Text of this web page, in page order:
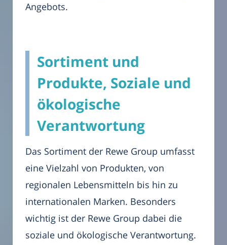
Angebots.
Sortiment und
Produkte, Soziale und
ökologische
Verantwortung
Das Sortiment der Rewe Group umfasst
eine Vielzahl von Produkten, von
regionalen Lebensmitteln bis hin zu
internationalen Marken. Besonders
wichtig ist der Rewe Group dabei die
soziale und ökologische Verantwortung.